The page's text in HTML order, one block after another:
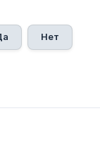
Нет